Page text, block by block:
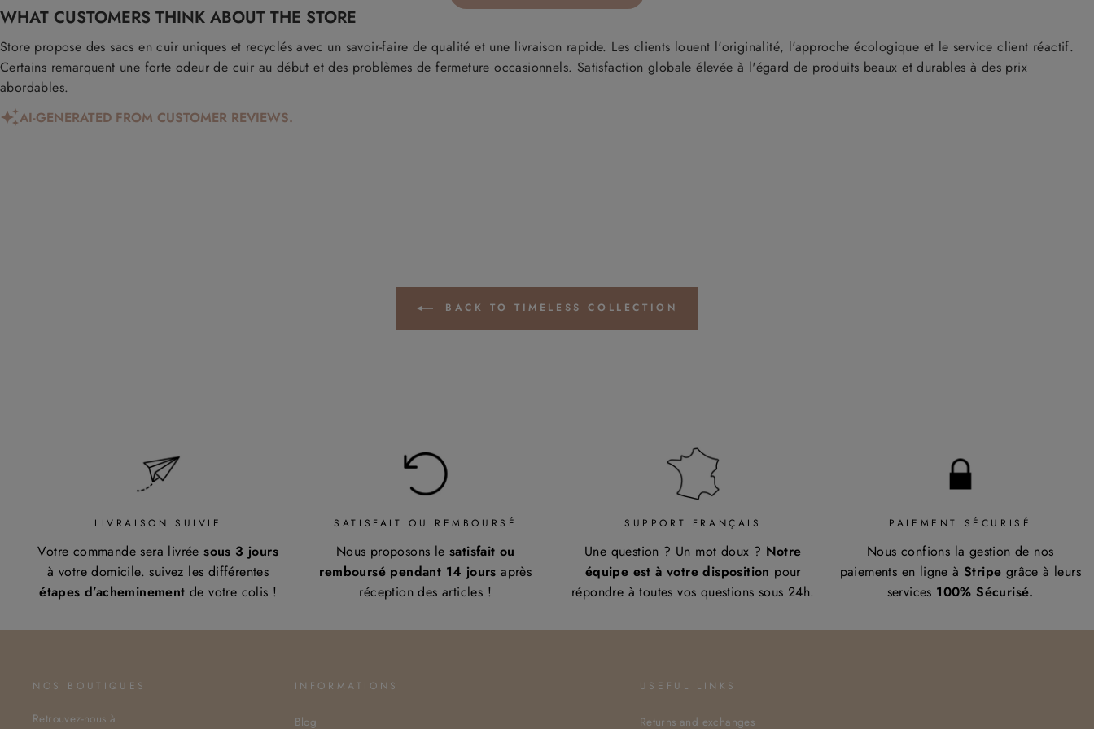
quand ça sera le
sac d’hiver cette fois-ci
☺️
que je recraquerai .
WHAT CUSTOMERS THINK ABOUT THE STORE
Store propose des sacs en cuir uniques et recyclés avec un savoir-faire de qualité et une livraison rapide. Les clients louent l'originalité, l'approche écologique et le service client réactif.
Certains remarquent une forte odeur de cuir au début et des problèmes de fermeture occasionnels. Satisfaction globale élevée à l'égard de produits beaux et durables à des prix
abordables.
AI-GENERATED FROM CUSTOMER REVIEWS.
BACK TO TIMELESS COLLECTION
LIVRAISON SUIVIE
Votre commande sera livréesous 3 jours
à votre domicile. suivez les différentes
étapes d’acheminement de votre colis !
SATISFAIT OU REMBOURSÉ
Nous proposons le satisfait ou
remboursé pendant 14 joursaprès
réception des articles !
SUPPORT FRANÇAIS
Une question ? Un mot doux ? Notre
équipe est à votre disposition pour
répondre à toutes vos questions sous 24h.
PAIEMENT SÉCURISÉ
Nous confions la gestion de nos
paiements en ligne à Stripe grâce à leurs
services 100% Sécurisé.
NOS BOUTIQUES
Retrouvez-nous à
INFORMATIONS
Blog
USEFUL LINKS
Returns and exchanges